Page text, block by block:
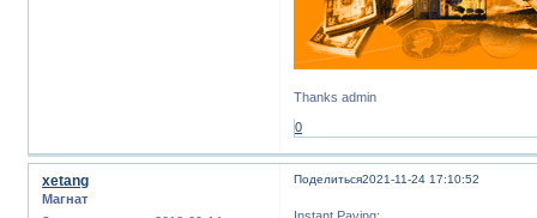
Thanks admin
0
Поделиться2021-11-24 17:10:52
xetang
Магнат